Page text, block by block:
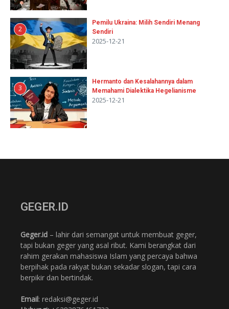
2
Pemilu Ukraina: Milih Sendiri Menang
Sendiri
2025-12-21
3
Hermanto dan Kesalahannya dalam
Memahami Dialektika Hegelianisme
2025-12-21
GEGER.ID
Geger.id – lahir dari semangat untuk membuat geger,
tapi bukan geger yang asal ribut. Kami berangkat dari
rahim gerakan mahasiswa Islam yang percaya bahwa
berpihak pada rakyat bukan sekadar slogan, tapi cara
berpikir dan bertindak.
Email: redaksi@geger.id